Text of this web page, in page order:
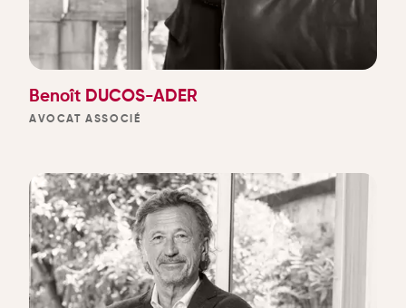
Benoît DUCOS-ADER
AVOCAT ASSOCIÉ